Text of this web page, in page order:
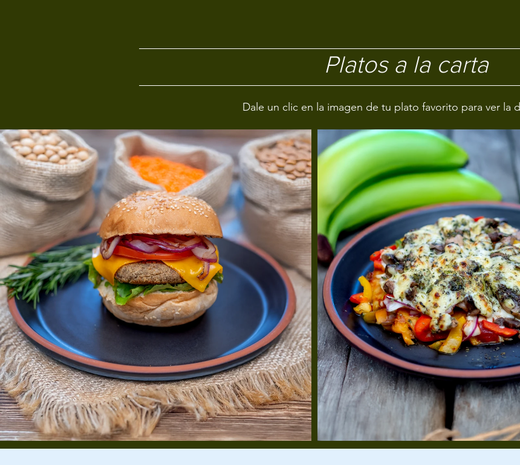
Platos a la carta
Dale un clic en la imagen de tu plato favorito para ver la